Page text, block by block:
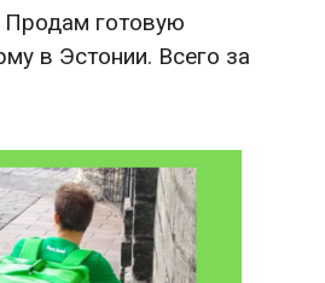
Продам готовую
в Эстонии. Всего за